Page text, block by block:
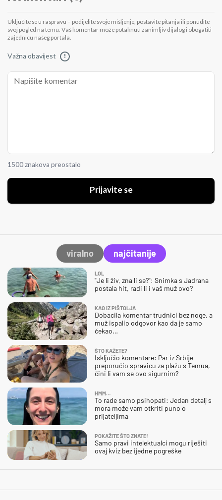
Uključite se u raspravu – podijelite svoje mišljenje, postavite pitanja ili ponudite
svoj pogled na temu. Vaš komentar može potaknuti zanimljiv dijalog i obogatiti
zajednicu našeg portala.
Važna obavijest !
1500 znakova preostalo
Prijavite se
viralno najčitanije
LOL
"Je li živ, zna li se?": Snimka s Jadrana
postala hit, radi li i vaš muž ovo?
KAO IZ PIŠTOLJA
Dobacila komentar trudnici bez noge, a
muž ispalio odgovor kao da je samo
čekao…
ŠTO KAŽETE?
Isključio komentare: Par iz Srbije
preporučio spravicu za plažu s Temua,
čini li vam se ovo sigurnim?
HMM…
To rade samo psihopati: Jedan detalj s
mora može vam otkriti puno o
prijateljima
POKAŽITE ŠTO ZNATE!
Samo pravi intelektualci mogu riješiti
ovaj kviz bez ijedne pogreške